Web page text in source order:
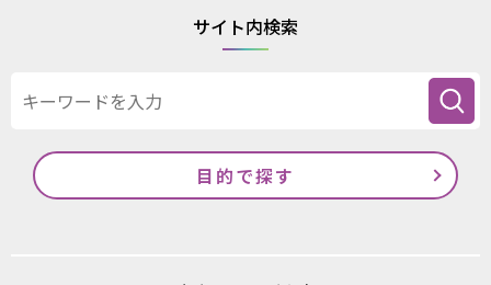
サイト内検索
目的で探す